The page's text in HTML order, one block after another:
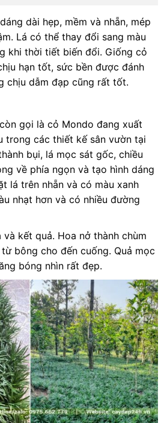
dài hẹp, mềm và nhẵn, mép
Lá có thể thay đổi sang màu
khi thời tiết biến đổi. Giống cỏ
hạn tốt, sức bền được đánh
chịu dẫm đạp cũng rất tốt.
gọi là cỏ Mondo đang xuất
trong các thiết kế sân vườn tại
bụi, lá mọc sát gốc, chiều
về phía ngọn và tạo hình dáng
lá trên nhẵn và có màu xanh
nhạt hơn và có nhiều đường
kết quả. Hoa nở thành chùm
bông cho đến cuống. Quả mọc
bóng nhìn rất đẹp.